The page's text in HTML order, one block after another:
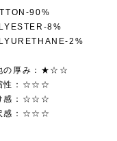
90%
8%
2%
の厚み：★☆☆
性：☆☆☆
感：☆☆☆
感：☆☆☆